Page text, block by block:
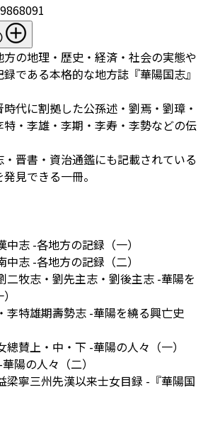
の地理・歴史・経済・社会の実態や
である本格的な地方誌『華陽国志』
代に割拠した公孫述・劉焉・劉璋・
・李雄・李期・李寿・李勢などの伝
晋書・資治通鑑にも記載されている
見できる一冊。
志 -各地方の記録（一）
志 -各地方の記録（二）
二牧志・劉先主志・劉後主志 -華陽を
李特雄期壽勢志 -華陽を繞る興亡史
總賛上・中・下 -華陽の人々（一）
陽の人々（二）
梁寧三州先漢以来士女目録 -『華陽国